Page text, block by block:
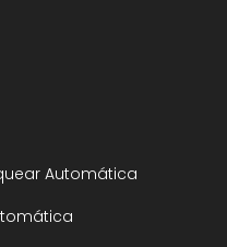
Automática